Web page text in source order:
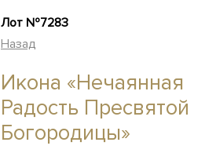
Лот №7283
Назад
Икона «Нечаянная
Радость Пресвятой
Богородицы»